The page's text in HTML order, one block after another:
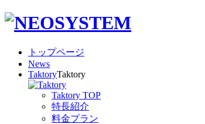
トップページ
News
TaktoryTaktory
Taktory TOP
特長紹介
料金プラン